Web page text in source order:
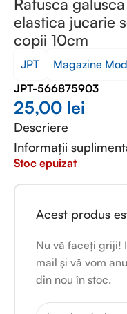
elastica jucarie
copii 10cm
JPT
Magazine
JPT-566875903
25,00 lei
Descriere
Informații
Stoc epuizat
Acest produs
Nu vă faceți griji!
mail și vă vom
din nou în stoc.